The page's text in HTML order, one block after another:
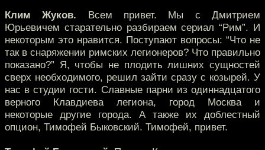
Клим Жуков. Всем привет. Мы с Дмитрием
Юрьевичем старательно разбираем сериал “Рим”. И
некоторым это нравится. Поступают вопросы: “Что не
так в снаряжении римских легионеров? Что правильно
показано?” Я, чтобы не плодить лишних сущностей
сверх необходимого, решил зайти сразу с козырей. У
нас в студии гости. Славные парни из одиннадцатого
верного Клавдиева легиона, город Москва и
некоторые другие города. А также их доблестный
опцион, Тимофей Быковский. Тимофей, привет.